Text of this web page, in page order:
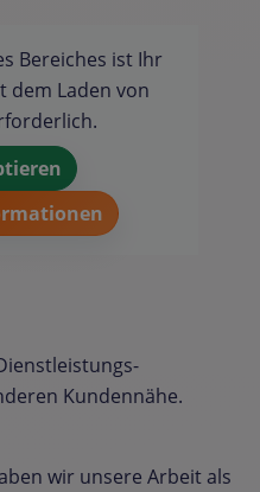
Bereiches ist Ihr
dem Laden von
Kundennähe.
wir unsere Arbeit als